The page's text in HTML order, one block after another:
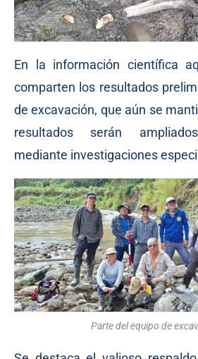
En la información científica
comparten los resultados
de excavación, que aún se
resultados serán
mediante investigaciones
Parte del equipo de